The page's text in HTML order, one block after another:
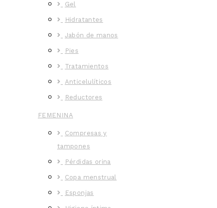
Gel
Hidratantes
Jabón de manos
Pies
Tratamientos
Anticelulíticos
Reductores
FEMENINA
Compresas y
tampones
Pérdidas orina
Copa menstrual
Esponjas